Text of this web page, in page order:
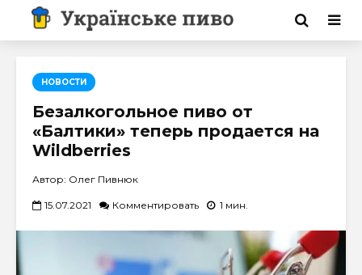
НОВОСТИ
Безалкогольное пиво от
«Балтики» теперь продается на
Wildberries
Автор: Олег Пивнюк
15.07.2021 Комментировать 1 мин.